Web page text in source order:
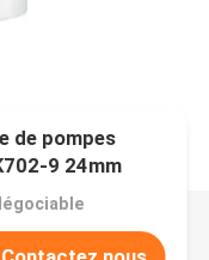
de pompes
9 24mm